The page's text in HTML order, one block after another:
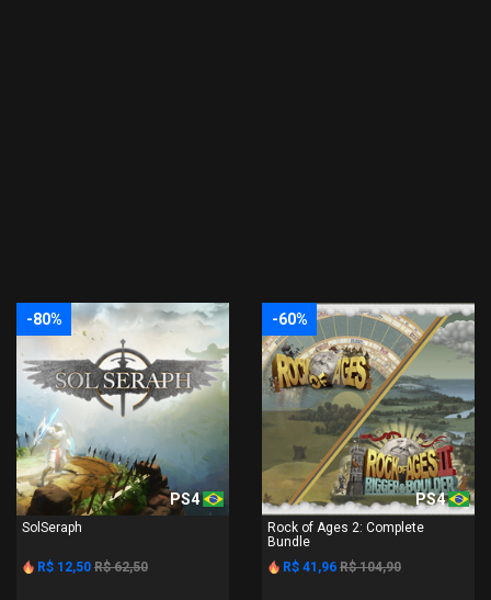
-80%
PS4
SolSeraph
R$ 12,50 R$ 62,50
-60%
PS4
Rock of Ages 2: Complete
Bundle
R$ 41,96 R$ 104,90